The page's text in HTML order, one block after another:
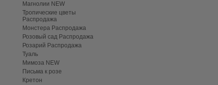
Магнолии NEW
Тропические цветы
Распродажа
Монстера Распродажа
Розовый сад Распродажа
Розарий Распродажа
Туаль
Мимоза NEW
Письма к розе
Кретон